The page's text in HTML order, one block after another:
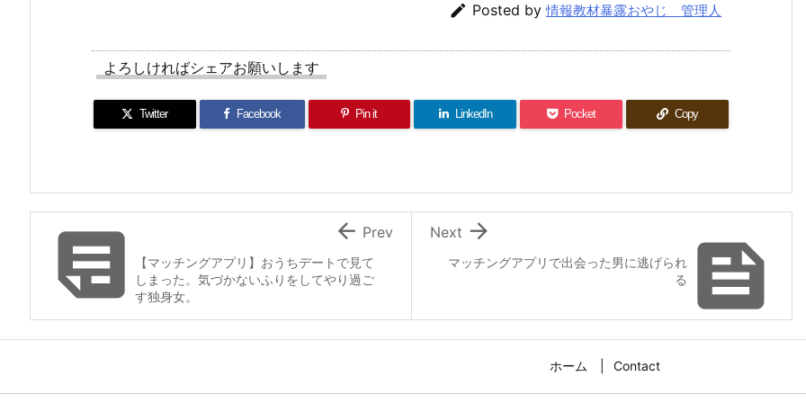
 Posted by情報教材暴露おやじ 管理人
よろしければシェアお願いします
Twitter Facebook Pin it LinkedIn Pocket Copy

マッチングアプリで出会った男に逃げられ
る

Next

【マッチングアプリ】おうちデートで見て
しまった。気づかないふりをしてやり過ご
す独身女。
 Prev
ホーム Contact